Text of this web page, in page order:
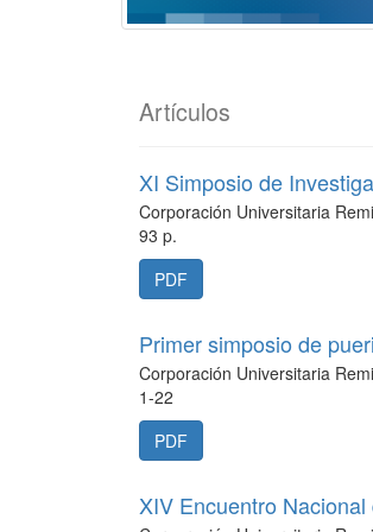
Artículos
XI Simposio de
Corporación Universitaria
93 p.
PDF
Primer simposio de
Corporación Universitaria
1-22
PDF
XIV Encuentro